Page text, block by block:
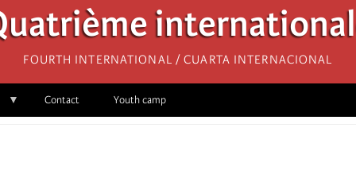
Fourth International / Cuarta Internacional
Contact Youth camp